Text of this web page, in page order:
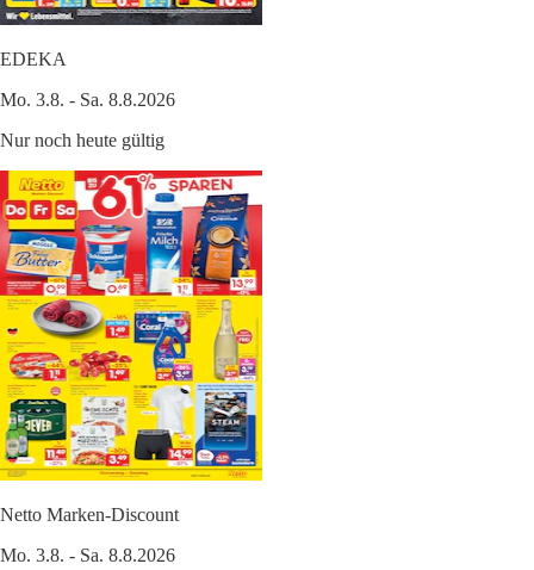
EDEKA
Mo. 3.8. - Sa. 8.8.2026
Nur noch heute gültig
Netto Marken-Discount
Mo. 3.8. - Sa. 8.8.2026